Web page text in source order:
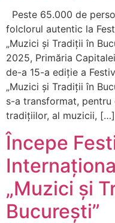
Peste 65.000 de
folclorul autentic la
„Muzici și Tradiții în
2025, Primăria
de-a 15-a ediție a
„Muzici și Tradiții în
s-a transformat,
tradițiilor, al muzicii, […]
Începe
„Muzici și
București”